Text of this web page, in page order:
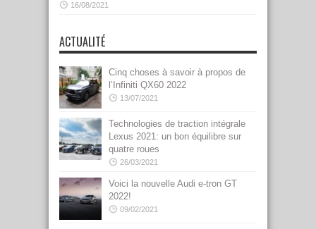
16/08/2021
ACTUALITÉ
Cinq choses à savoir à propos de
l’Infiniti QX60 2022
13/07/2021
Technologies de traction intégrale
Lexus 2021: un bon équilibre sur
quatre roues
26/03/2021
Voici la nouvelle Audi e-tron GT
2022!
09/02/2021